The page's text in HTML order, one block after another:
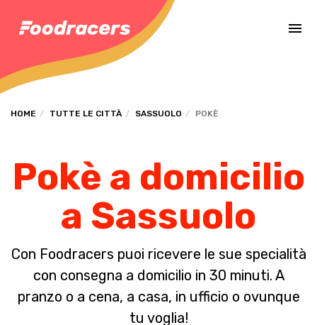
HOME TUTTE LE CITTÀ SASSUOLO POKÈ
Pokè a domicilio
a Sassuolo
Con Foodracers puoi ricevere le sue specialità
con consegna a domicilio in 30 minuti. A
pranzo o a cena, a casa, in ufficio o ovunque
tu voglia!